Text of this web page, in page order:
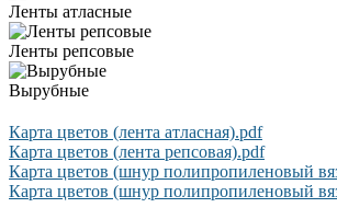
Ленты атласные
Ленты репсовые
Вырубные
Карта цветов (лента атласная).pdf
Карта цветов (лента репсовая).pdf
Карта цветов (шнур полипропиленовый
Карта цветов (шнур полипропиленовый